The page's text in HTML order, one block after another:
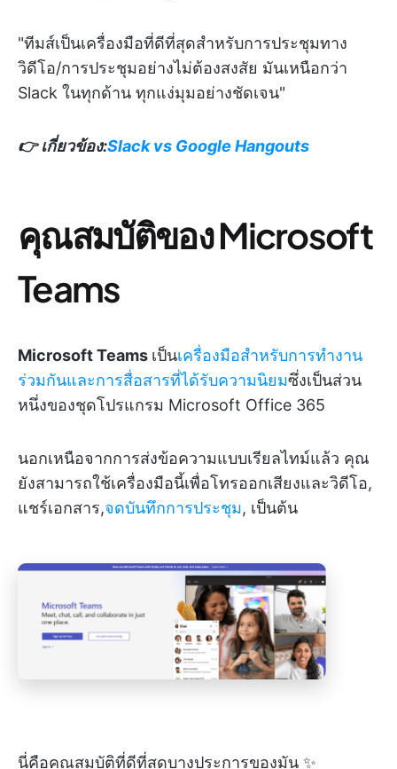
"ทีมส์เป็นเครื่องมือที่ดีที่สุดสำหรับการประชุมทาง
วิดีโอ/การประชุมอย่างไม่ต้องสงสัย มันเหนือกว่า
Slack ในทุกด้าน ทุกแง่มุมอย่างชัดเจน"
👉 เกี่ยวข้อง:Slack vs Google Hangouts
คุณสมบัติของ Microsoft
Teams
Microsoft Teams เป็นเครื่องมือสำหรับการทำงาน
ร่วมกันและการสื่อสารที่ได้รับความนิยมซึ่งเป็นส่วน
หนึ่งของชุดโปรแกรม Microsoft Office 365
นอกเหนือจากการส่งข้อความแบบเรียลไทม์แล้ว คุณ
ยังสามารถใช้เครื่องมือนี้เพื่อโทรออกเสียงและวิดีโอ,
แชร์เอกสาร,จดบันทึกการประชุม, เป็นต้น
นี่คือคุณสมบัติที่ดีที่สุดบางประการของมัน ✨